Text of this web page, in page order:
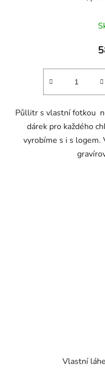
Půllitr s vlastní fotkou
dárek pro každého
vyrobíme s i s
Vlastní